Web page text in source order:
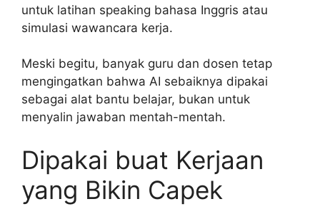
untuk latihan speaking bahasa Inggris atau
simulasi wawancara kerja.
Meski begitu, banyak guru dan dosen tetap
mengingatkan bahwa AI sebaiknya dipakai
sebagai alat bantu belajar, bukan untuk
menyalin jawaban mentah-mentah.
Dipakai buat Kerjaan
yang Bikin Capek